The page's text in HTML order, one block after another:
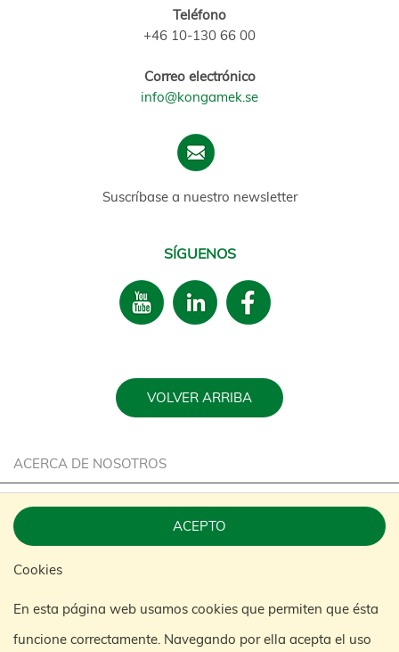
ACEPTO
Cookies
En esta página web usamos cookies que permiten que ésta
funcione correctamente. Navegando por ella acepta el uso
Teléfono
+46 10-130 66 00
Correo electrónico
info@kongamek.se
Suscríbase a nuestro newsletter
SÍGUENOS
VOLVER ARRIBA
ACERCA DE NOSOTROS
CARRERA
SOSTENIBILIDAD
KONGAMEK GROUP